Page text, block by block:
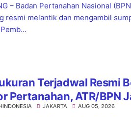
– Badan Pertanahan Nasional
resmi melantik dan mengambil
Terjadwal Resmi
Pertanahan, ATR/BPN
Layanan Maksimal 7
JAKARTA AUG 05, 2026